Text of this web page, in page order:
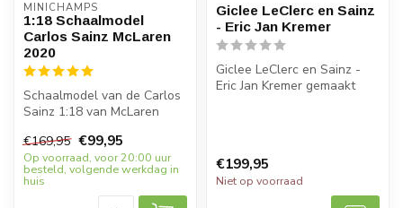
MINICHAMPS
1:18 Schaalmodel
Carlos Sainz McLaren
2020
Schaalmodel van de Carlos
Sainz 1:18 van McLaren
1:18. ...
€169,95 €99,95
Op voorraad, voor 20:00 uur
besteld, volgende werkdag in
huis
Giclee LeClerc en Sainz
- Eric Jan Kremer
Giclee LeClerc en Sainz -
Eric Jan Kremer gemaakt
€199,95
Niet op voorraad